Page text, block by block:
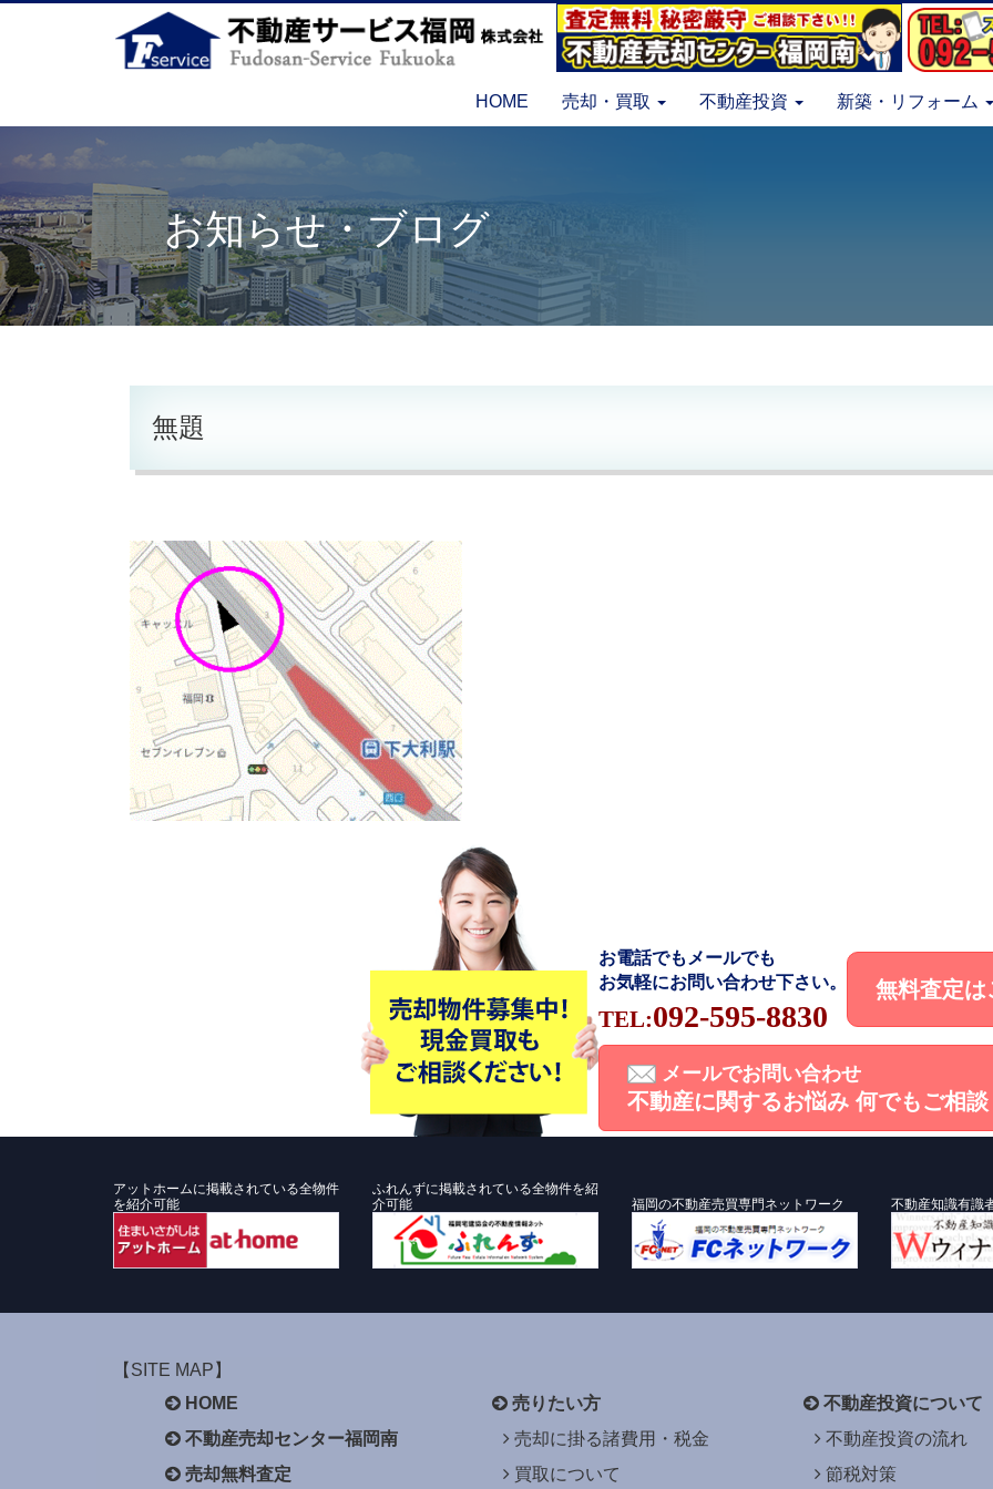
HOME 売却・買取 不動産投資 新築・リフォーム
お知らせ・ブログ
無題
お電話でもメールでも
お気軽にお問い合わせ下さい。
TEL:092-595-8830
無料査定は
メールでお問い合わせ
不動産に関するお悩み 何でもご相談
アットホームに掲載されている全物件
を紹介可能
ふれんずに掲載されている全物件を紹
介可能
福岡の不動産売買専門ネットワーク 不動産知識有識
【SITE MAP】
HOME
不動産売却センター福岡南
売却無料査定
売りたい方
売却に掛る諸費用・税金
買取について
不動産投資について
不動産投資の流れ
節税対策